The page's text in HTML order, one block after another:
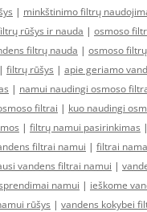
| minkštinimo filtrų
rūšys ir nauda | osmoso
filtrų nauda | osmoso
| filtrų rūšys | apie geriamo
| namui naudingi osmoso
filtrai | kuo naudingi
| filtrų namui pasirinkimas |
filtrai namui | filtrai
vandens filtrai namui |
namui | ieškome
rūšys | vandens kokybei